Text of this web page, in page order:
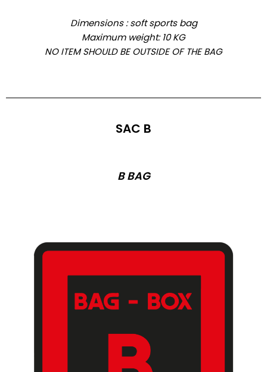
Dimensions :soft sports bag
Maximum weight: 10 KG
NO ITEM SHOULD BE OUTSIDE OF THE BAG
SAC B
B BAG